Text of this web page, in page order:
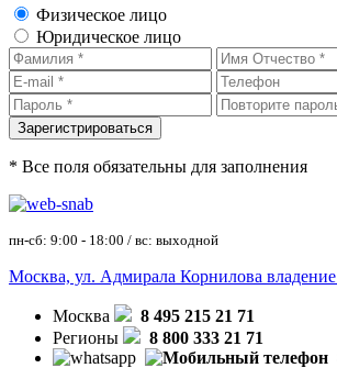
Физическое лицо
Юридическое лицо
* Все поля обязательны для заполнения
пн-сб: 9:00 - 18:00 / вс: выходной
Москва, ул. Адмирала Корнилова владение
Москва
8 495 215 21 71
Регионы
8 800 333 21 71